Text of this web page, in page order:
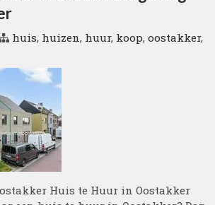
huis, huizen, huur, koop,oostakker,
Huis te Huur in Oostakker